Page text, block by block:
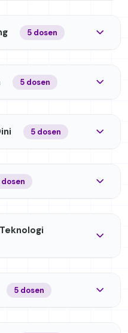
5 dosen
5 dosen
5 dosen
dosen
5 dosen